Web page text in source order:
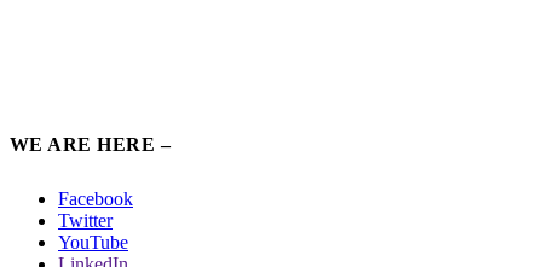
WE ARE HERE –
Facebook
Twitter
YouTube